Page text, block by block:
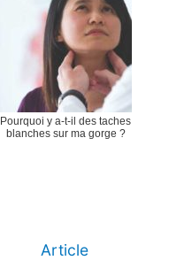
Pourquoi y a-t-il des taches
blanches sur ma gorge ?
Article